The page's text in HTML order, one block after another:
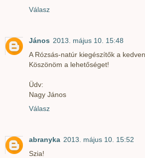
Válasz
János 2013. május 10. 15:48
A Rózsás-natúr kiegészítők a
Köszönöm a lehetőséget!
Üdv:
Nagy János
Válasz
abranyka 2013. május 10. 15:52
Szia!